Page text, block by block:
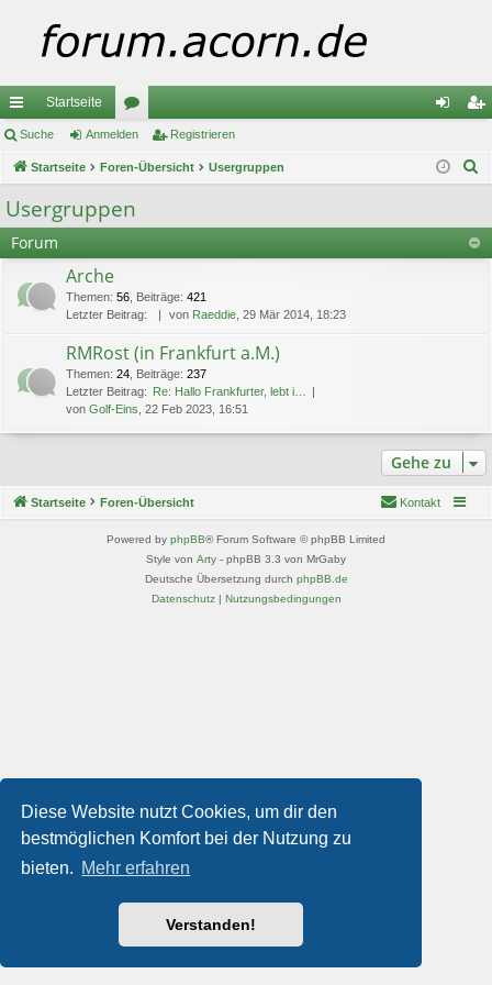
Diese Website nutzt Cookies, um dir den
bestmöglichen Komfort bei der Nutzung zu
bieten. Mehr erfahren
Verstanden!
ch
ne
llz
ug
Startseite
or
en m ist
re
Suche Anmelden Registrieren
Startseite Foren-Übersicht Usergruppen
e
Usergruppen
Forum
Arche
Themen: 56 Beiträge: 421
Letzter Beitrag:
von Raeddie , 29 Mär 2014, 18:23
RMRost (in Frankfurt a.M.)
Themen: 24 Beiträge: 237
Letzter Beitrag: Re: Hallo Frankfurter, lebt i…
von Golf-Eins , 22 Feb 2023, 16:51
Gehe zu
Startseite Foren-Übersicht Kontakt
Powered by phpBB® Forum Software © phpBB Limited
Style von Arty - phpBB 3.3 von MrGaby
Deutsche Übersetzung durch phpBB.de
Datenschutz| Nutzungsbedingungen